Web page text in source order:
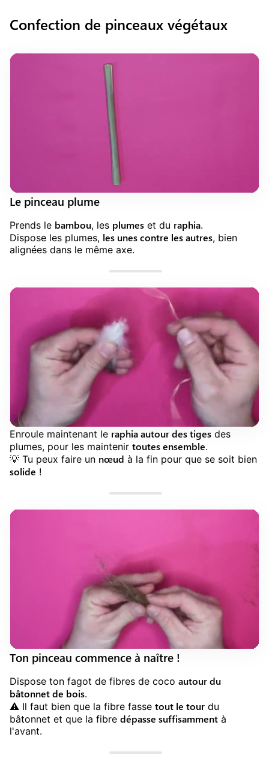
Confection de pinceaux végétaux
Le pinceau plume
Prends le bambou, les plumes et du raphia.
Dispose les plumes, les unes contre les autres, bien
alignées dans le même axe.
Enroule maintenant le raphia autour des tiges des
plumes, pour les maintenir toutes ensemble.
💡️ Tu peux faire un nœud à la fin pour que se soit bien
solide !
Ton pinceau commence à naître !
Dispose ton fagot de fibres de coco autour du
bâtonnet de bois.
⚠️ Il faut bien que la fibre fasse tout le tour du
bâtonnet et que la fibre dépasse suffisamment à
l'avant.